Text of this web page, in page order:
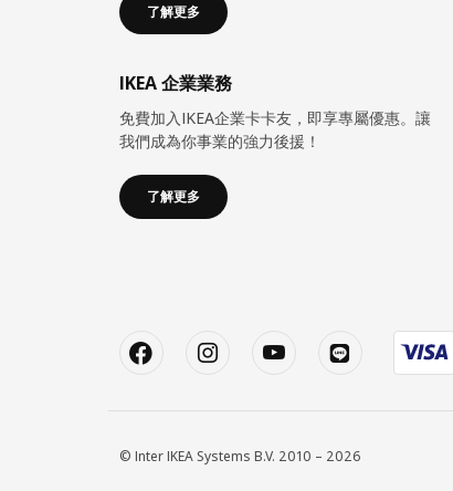
了解更多
IKEA 企業業務
免費加入IKEA企業卡卡友，即享專屬優惠。讓
我們成為你事業的強力後援！
了解更多
© Inter IKEA Systems B.V. 2010 – 2026